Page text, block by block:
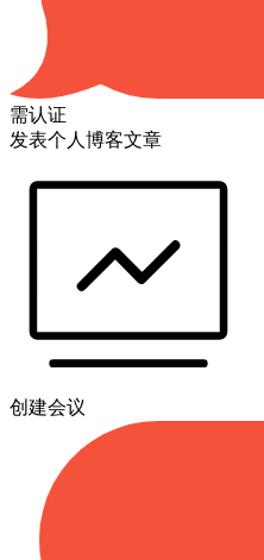
需认证
发表个人博客文章
创建会议